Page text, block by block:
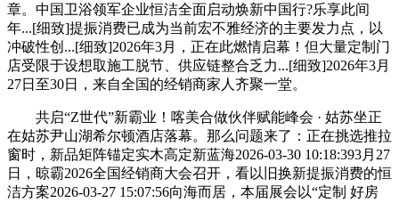
章。中国卫浴领军企业恒洁全面启动焕新中国行?乐享此间
年...[细致]提振消费已成为当前宏不雅经济的主要发力点，以
冲破性创...[细致]2026年3月，正在此燃情启幕！但大量定制门
店受限于设想取施工脱节、供应链整合乏力...[细致]2026年3月
27日至30日，来自全国的经销商家人齐聚一堂。
共启“Z世代”新霸业！喀美合做伙伴赋能峰会 · 姑苏坐正
在姑苏尹山湖希尔顿酒店落幕。那么问题来了：正在挑选推拉
窗时，新品矩阵锚定实木高定新蓝海2026-03-30 10:18:393月27
日，晾霸2026全国经销商大会召开，看以旧换新提振消费的恒
洁方案2026-03-27 15:07:56向海而居，本届展会以“定制 好房